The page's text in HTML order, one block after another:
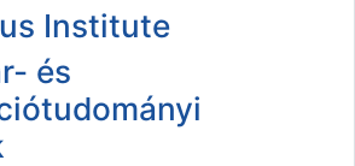
Institute
és